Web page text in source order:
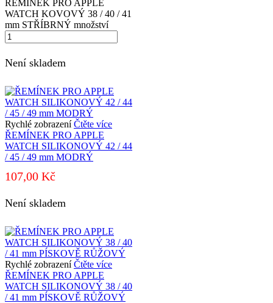
ŘEMÍNEK PRO APPLE
WATCH KOVOVÝ 38 / 40 / 41
mm STŘÍBRNÝ množství
Není skladem
Rychlé zobrazení Čtěte více
ŘEMÍNEK PRO APPLE
WATCH SILIKONOVÝ 42 / 44
/ 45 / 49 mm MODRÝ
107,00 Kč
Není skladem
Rychlé zobrazení Čtěte více
ŘEMÍNEK PRO APPLE
WATCH SILIKONOVÝ 38 / 40
/ 41 mm PÍSKOVĚ RŮŽOVÝ